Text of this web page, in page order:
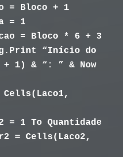
+ 1
1
* 6 + 3
“Início do
1) & “: ” & Now
To Quantidade